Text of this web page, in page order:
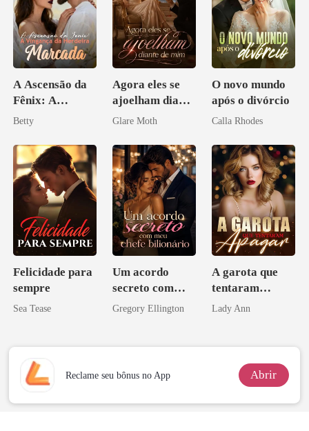
A Ascensão da
Fênix: A
Vingança da
Marcada
Betty
Agora eles se
ajoelham diante
de mim
Glare Moth
O novo mundo
após o divórcio
Calla Rhodes
Felicidade para
sempre
Sea Tease
Um acordo
secreto com
meu chefe
Gregory Ellington
A garota que
tentaram
apagar
Lady Ann
Reclame seu bônus no App Abrir